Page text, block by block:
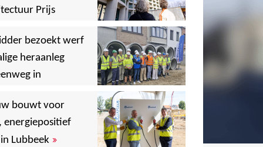
,
Prijs
, ,
bezoekt werf
heraanleg
in
,
bouwt voor
energiepositief
Lubbeek »